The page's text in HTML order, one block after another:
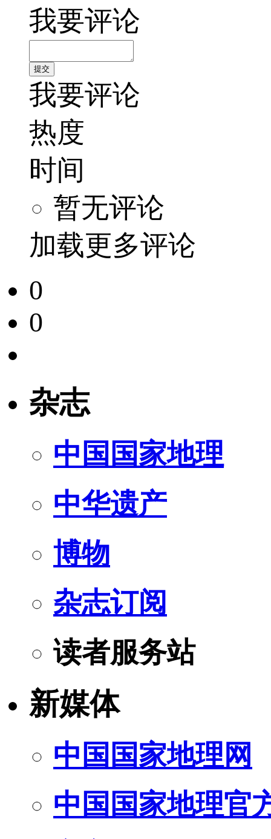
我要评论
我要评论
热度
时间
暂无评论
加载更多评论
0
0
杂志
中国国家地理
中华遗产
博物
杂志订阅
读者服务站
新媒体
中国国家地理网
中国国家地理官